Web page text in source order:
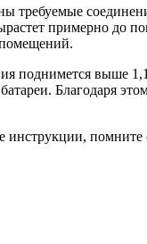
требуемые
примерно до
помещений.
поднимется выше
Благодаря